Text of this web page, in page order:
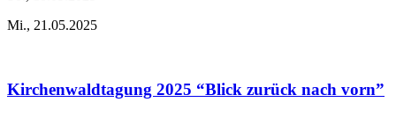
Mi., 21.05.2025
Kirchenwaldtagung 2025 “Blick zurück nach vorn”